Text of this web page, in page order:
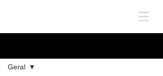
Geral